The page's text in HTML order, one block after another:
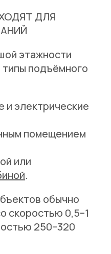
ДЛЯ
этажности
подъёмного
и электрические
помещением
или
.
обычно
скоростью 0,5–1
250–320